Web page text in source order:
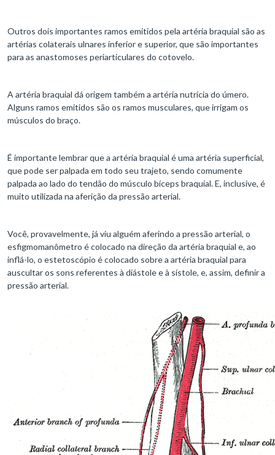
Outros dois importantes ramos emitidos pela artéria braquial são as
artérias colaterais ulnares inferior e superior, que são importantes
para as anastomoses periarticulares do cotovelo.
A artéria braquial dá origem também a artéria nutrícia do úmero.
Alguns ramos emitidos são os ramos musculares, que irrigam os
músculos do braço.
É importante lembrar que a artéria braquial é uma artéria superficial,
que pode ser palpada em todo seu trajeto, sendo comumente
palpada ao lado do tendão do músculo bíceps braquial. E, inclusive, é
muito utilizada na aferição da pressão arterial.
Você, provavelmente, já viu alguém aferindo a pressão arterial, o
esfigmomanômetro é colocado na direção da artéria braquial e, ao
inflá-lo, o estetoscópio é colocado sobre a artéria braquial para
auscultar os sons referentes à diástole e à sístole, e, assim, definir a
pressão arterial.